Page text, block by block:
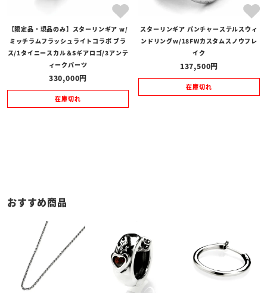
【限定品・現品のみ】スターリンギア w/
ミッチラムフラッシュライトコラボ ブラ
ス/1タイニースカル＆Sギアロゴ/3アンテ
ィークパーツ
330,000
在庫切れ
スターリンギア パンチャーステルスウィ
ンドリングw/18FWカスタムスノウフレ
イク
137,500
在庫切れ
おすすめ商品